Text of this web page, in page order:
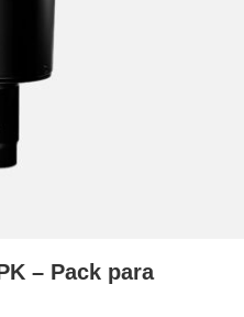
– Pack para